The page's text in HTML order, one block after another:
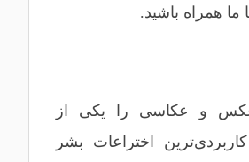
ما همراه باشید.
عکس و عکاسی را یکی از
اختراعات بشر